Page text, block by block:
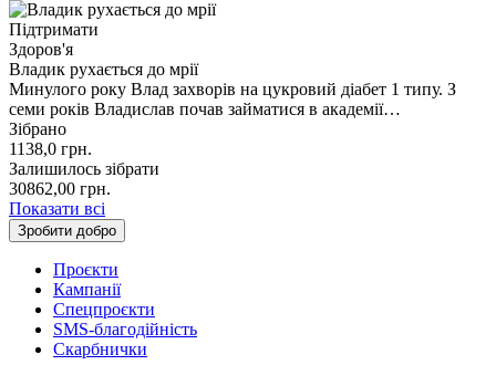
Підтримати
Здоров'я
Владик рухається до мрії
Минулого року Влад захворів на цукровий діабет 1 типу. З
семи років Владислав почав займатися в академії…
Зібрано
1138,0 грн.
Залишилось зібрати
30862,00 грн.
Показати всі
Зробити добро
Проєкти
Кампанії
Спецпроєкти
SMS-благодійність
Скарбнички